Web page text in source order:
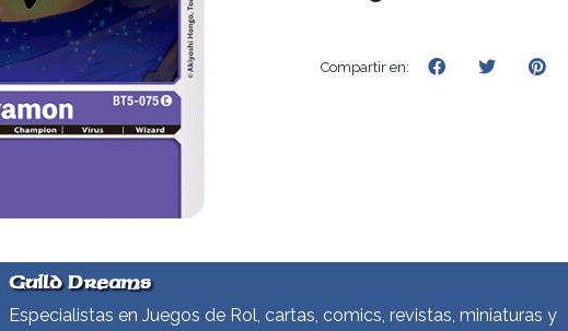
Compartir en:
Guild Dreams
Especialistas en Juegos de Rol, cartas, comics, revistas, miniaturas y